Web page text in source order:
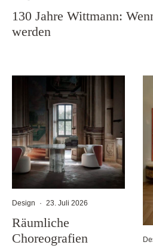
130 Jahre Wittmann:
werden
Design · 23. Juli 2026
Räumliche
Choreografien